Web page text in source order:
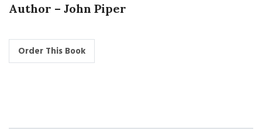
Author – John Piper